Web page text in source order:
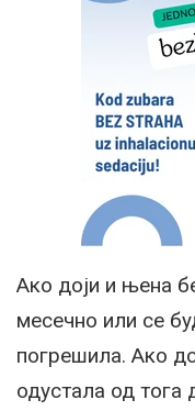
Ако доји и њена
месечно или се
погрешила. Ако
одустала од тога